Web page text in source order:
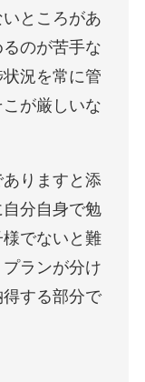
ところがあ
のが苦手な
況を常に管
が厳しいな
りますと添
分自身で勉
でないと難
ランが分け
する部分で